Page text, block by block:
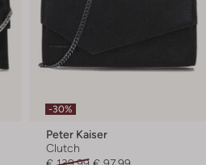
-30%
Peter Kaiser
Clutch